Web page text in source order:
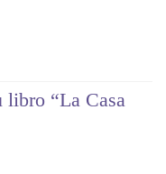
libro “La Casa